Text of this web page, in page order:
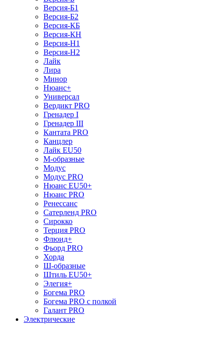
Версия-Б1
Версия-Б2
Версия-КБ
Версия-КН
Версия-Н1
Версия-Н2
Лайк
Лира
Минор
Нюанс+
Универсал
Вердикт PRO
Гренадер I
Гренадер III
Кантата PRO
Канцлер
Лайк EU50
М-образные
Модус
Модус PRO
Нюанс EU50+
Нюанс PRO
Ренессанс
Сатерленд PRO
Сирокко
Терция PRO
Флюид+
Фьорд PRO
Хорда
Ш-образные
Штиль EU50+
Элегия+
Богема PRO
Богема PRO с полкой
Галант PRO
Электрические